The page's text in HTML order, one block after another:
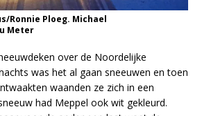
Ronnie Ploeg. Michael
Meter
over de Noordelijke
was het al gaan sneeuwen en toen
waanden ze zich in een
had Meppel ook wit gekleurd.